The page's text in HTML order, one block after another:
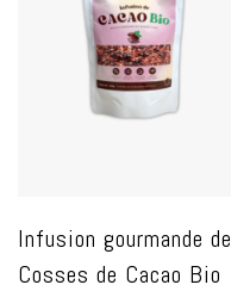
Infusion gourmande de
Cosses de Cacao Bio